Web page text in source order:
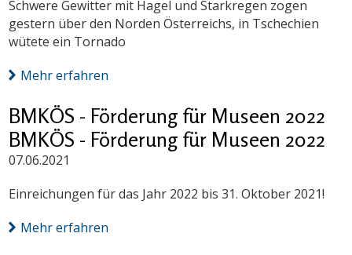
Schwere Gewitter mit Hagel und Starkregen zogen
gestern über den Norden Österreichs, in Tschechien
wütete ein Tornado
Mehr erfahren
BMKÖS - Förderung für Museen 2022
BMKÖS - Förderung für Museen 2022
07.06.2021
Einreichungen für das Jahr 2022 bis 31. Oktober 2021!
Mehr erfahren